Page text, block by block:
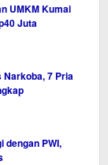
UMKM Kumai
Juta
7 Pria
dengan PWI,